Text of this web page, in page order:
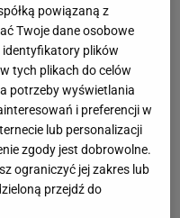
powiązaną z
Twoje dane osobowe
identyfikatory plików
tych plikach do celów
potrzeby wyświetlania
i preferencji w
lub personalizacji
zgody jest dobrowolne.
ograniczyć jej zakres lub
przejdź do